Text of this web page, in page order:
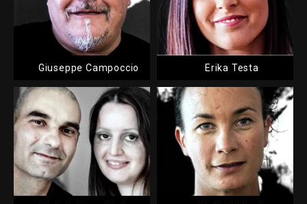
Giuseppe Campoccio Erika Testa